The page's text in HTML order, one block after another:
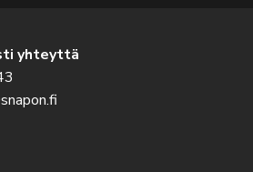
yhteyttä